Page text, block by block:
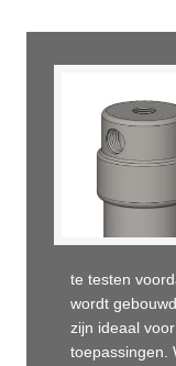
te testen
wordt
zijn ideaal
toepassingen.